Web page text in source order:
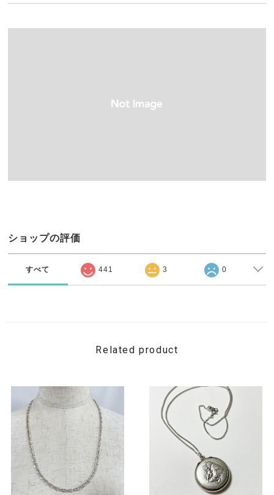
ショップの評価
すべて 441 3 0
Related product